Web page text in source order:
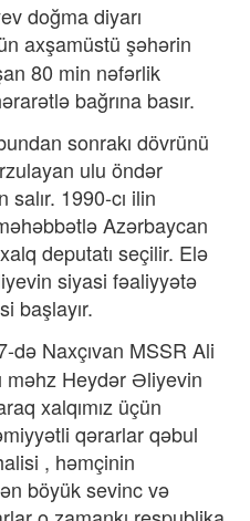
doğma diyarı
axşamüstü şəhərin
80 min nəfərlik
bağrına basır.
sonrakı dövrünü
ulu öndər
1990-cı ilin
Azərbaycan
deputatı seçilir. Elə
siyasi fəaliyyətə
başlayır.
də Naxçıvan MSSR Ali
məhz Heydər Əliyevin
xalqımız üçün
qərarlar qəbul
, həmçinin
böyük sevinc və